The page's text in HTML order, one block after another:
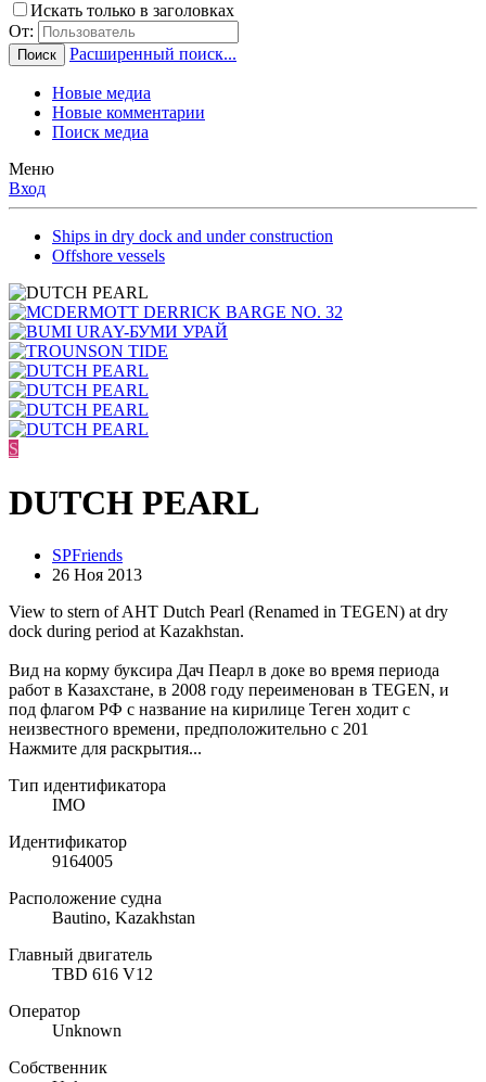
Искать только в заголовках
От:
Поиск Расширенный поиск...
Новые медиа
Новые комментарии
Поиск медиа
Меню
Вход
Ships in dry dock and under construction
Offshore vessels
S
DUTCH PEARL
SPFriends
26 Ноя 2013
View to stern of AHT Dutch Pearl (Renamed in TEGEN) at dry
dock during period at Kazakhstan.
Вид на корму буксира Дач Пеарл в доке во время периода
работ в Казахстане, в 2008 году переименован в TEGEN, и
под флагом РФ с название на кирилице Теген ходит с
неизвестного времени, предположительно с 201
Нажмите для раскрытия...
Тип идентификатора
IMO
Идентификатор
9164005
Расположение судна
Bautino, Kazakhstan
Главный двигатель
TBD 616 V12
Оператор
Unknown
Собственник